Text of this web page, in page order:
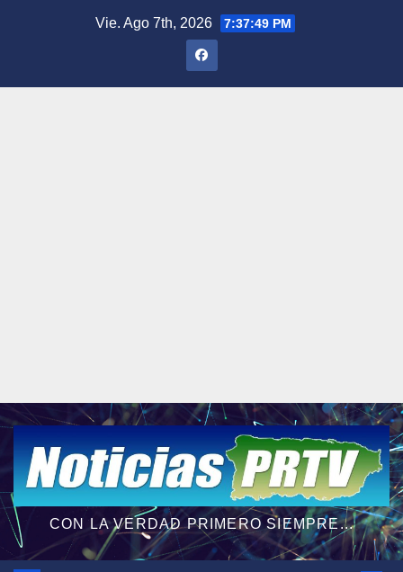
Vie. Ago 7th, 2026 7:37:50 PM
CON LA VERDAD PRIMERO SIEMPRE...